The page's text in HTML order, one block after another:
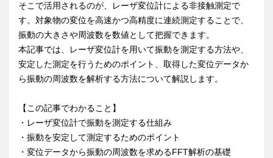
そこで活用されるのが、レーザ変位計による非接触測定で
す。対象物の変位を高速かつ高精度に連続測定することで、
振動の大きさや周波数を数値として把握できます。
本記事では、レーザ変位計を用いて振動を測定する方法や、
安定した測定を行うためのポイント、取得した変位データか
ら振動の周波数を解析する方法について解説します。
【この記事でわかること】
・レーザ変位計で振動を測定する仕組み
・振動を安定して測定するためのポイント
・変位データから振動の周波数を求めるFFT解析の基礎